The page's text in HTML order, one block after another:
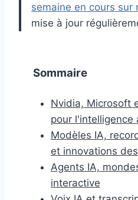
semaine en cours sur
mise à jour
Sommaire
Nvidia, Microsoft
pour l'intelligence
Modèles IA,
et innovations
Agents IA,
interactive